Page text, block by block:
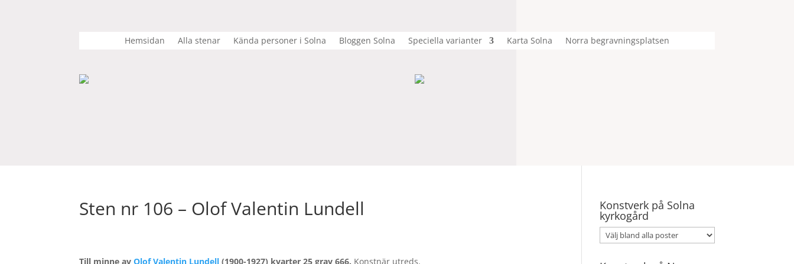
Hemsidan Alla stenar Kända personer i Solna Bloggen Solna Speciella varianter Karta Solna Norra begravningsplatsen
Sten nr 106 – Olof Valentin Lundell
Till minne avOlof Valentin Lundell (1900-1927) kvarter 25 grav 666. Konstnär utreds.
Konstverk på Solna
kyrkogård